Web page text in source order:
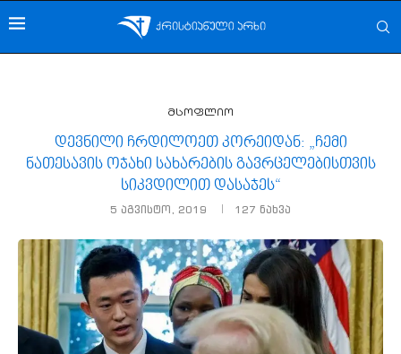
მსოფლიო
დევნილი ჩრდილოეთ კორეიდან: „ჩემი
ნათესავის ოჯახი სახარების გავრცელებისთვის
სიკვდილით დასაჯეს“
5 აგვისტო, 2019 127 ნახვა